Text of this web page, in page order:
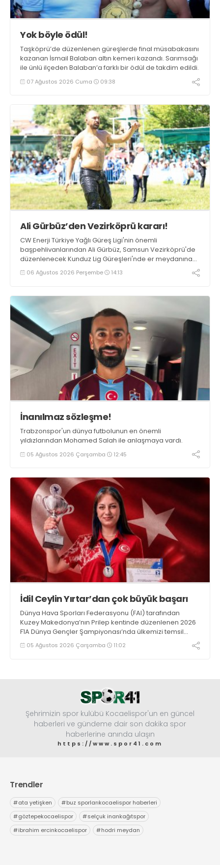
Yok böyle ödül!
Taşköprü’de düzenlenen güreşlerde final müsabakasını
kazanan İsmail Balaban altın kemeri kazandı. Sarımsağı
ile ünlü ilçeden Balaban’a farklı bir ödül de takdim edildi.
07 Ağustos 2026 Cuma 09:38
Ali Gürbüz’den Vezirköprü kararı!
CW Enerji Türkiye Yağlı Güreş Ligi'nin önemli
başpehlivanlarından Ali Gürbüz, Samsun Vezirköprü'de
düzenlenecek Kunduz Lig Güreşleri'nde er meydanına
çıkmayacak.
06 Ağustos 2026 Perşembe 14:13
İnanılmaz sözleşme!
Trabzonspor'un dünya futbolunun en önemli
yıldızlarından Mohamed Salah ile anlaşmaya vardı.
05 Ağustos 2026 Çarşamba 12:45
İdil Ceylin Yırtar’dan çok büyük başarı
Dünya Hava Sporları Federasyonu (FAI) tarafından
Kuzey Makedonya’nın Prilep kentinde düzenlenen 2026
F1A Dünya Gençler Şampiyonası’nda ülkemizi temsil
eden millî sporcumuz İdil Ceylin YIRTAR, büyük bir
başarıya imza atarak Dünya ikincisi oldu.
05 Ağustos 2026 Çarşamba 11:02
Şehrimizin spor kulübü Kocaelispor'un en güncel
haberleri ve gündeme dair son dakika spor
haberlerine anında ulaşın
https://www.spor41.com
Trendler
#ata yetişken #buz sporlarıkocaelispor haberleri
#göztepekocaelispor #selçuk inankağıtspor
#ibrahim ercinkocaelispor #hodri meydan